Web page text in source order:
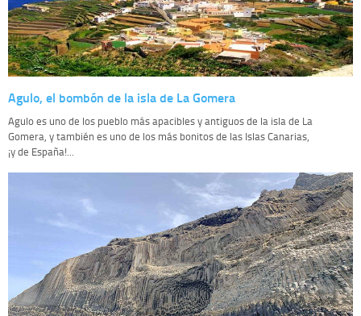
Agulo, el bombón de la isla de La Gomera
Agulo es uno de los pueblo más apacibles y antiguos de la isla de La
Gomera, y también es uno de los más bonitos de las Islas Canarias,
¡y de España!...